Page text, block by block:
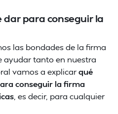
dar para conseguir la
las bondades de la firma
ayudar tanto en nuestra
vamos a explicarqué
conseguir la firma
, es decir, para cualquier